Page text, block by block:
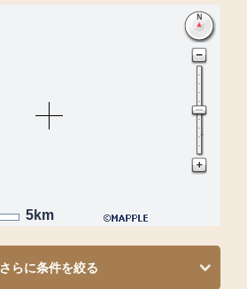
5km
さらに条件を絞る